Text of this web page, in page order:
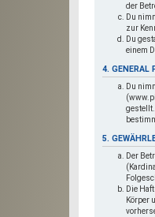
der
Du
zur
Du
einem
4. GENERAL
Du
gestellt.
5.
Der
Die
Körper